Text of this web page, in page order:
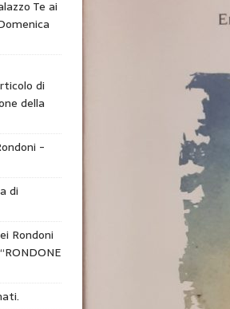
Te ai
di
della
-
di
Rondoni